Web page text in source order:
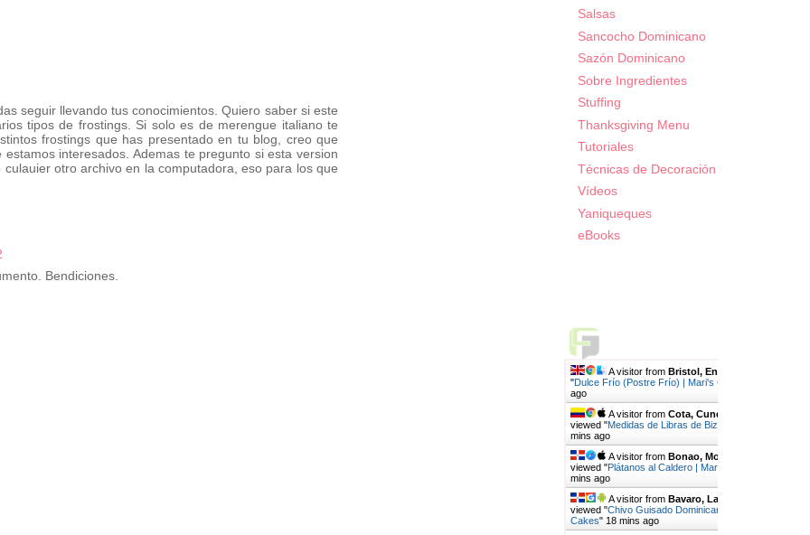
Salsas
Sancocho Dominicano
Sazón Dominicano
Sobre Ingredientes
Stuffing
Thanksgiving Menu
Tutoriales
Técnicas de Decoración
Vídeos
Yaniqueques
eBooks
A visitor from Bristol, England
"Dulce Frío (Postre Frío) | Mari's Cakes
ago
A visitor from Cota, Cundinamarca
viewed "Medidas de Libras de Bizcochos por…
mins ago
A visitor from Bonao, Monsenor Nouel
viewed "Plátanos al Caldero | Mari's Cakes
mins ago
A visitor from Bavaro, La Altagracia
viewed "Chivo Guisado Dominicano | Mari's
Cakes" 18 mins ago
seguir llevando tus conocimientos. Quiero saber si este
tipos de frostings. Si solo es de merengue italiano te
frostings que has presentado en tu blog, creo que
interesados. Ademas te pregunto si esta version
otro archivo en la computadora, eso para los que
Bendiciones.